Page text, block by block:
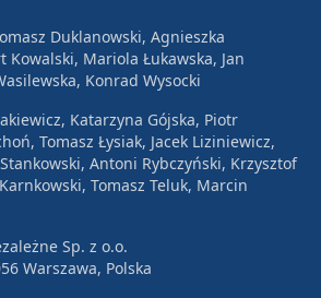
Duklanowski, Agnieszka
Kowalski, Mariola Łukawska, Jan
Konrad Wysocki
Katarzyna Gójska, Piotr
Tomasz Łysiak, Jacek Liziniewicz,
Antoni Rybczyński, Krzysztof
Tomasz Teluk, Marcin
Sp. z o.o.
Warszawa, Polska